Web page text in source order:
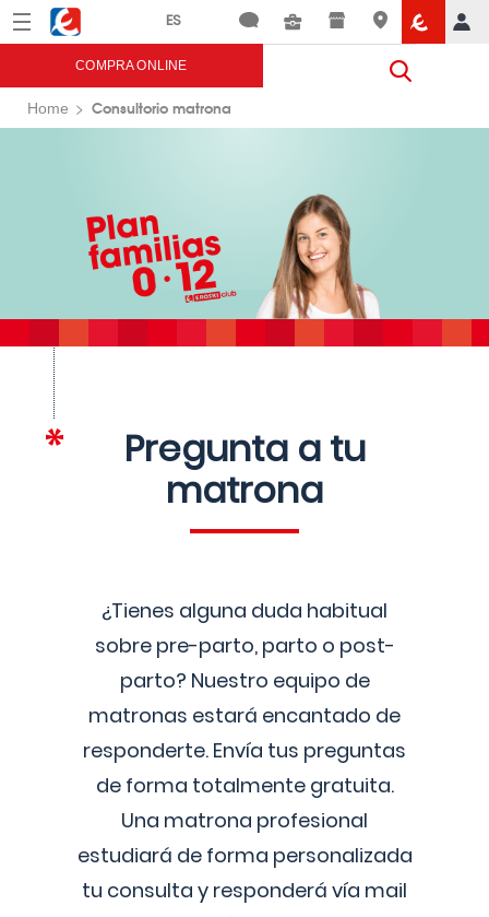
Menú Eroski
COMPRA ONLINE
Home Consultorio matrona
Pregunta a tu
matrona
¿Tienes alguna duda habitual
sobre pre-parto, parto o post-
parto? Nuestro equipo de
matronas estará encantado de
responderte. Envía tus preguntas
de forma totalmente gratuita.
Una matrona profesional
estudiará de forma personalizada
tu consulta y responderá vía mail